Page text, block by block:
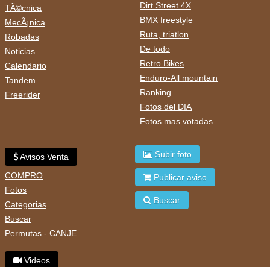
TÃ©cnica
MecÃ¡nica
Robadas
Noticias
Calendario
Tandem
Freerider
Dirt Street 4X
BMX freestyle
Ruta, triatlon
De todo
Retro Bikes
Enduro-All mountain
Ranking
Fotos del DIA
Fotos mas votadas
Avisos Venta
COMPRO
Fotos
Categorias
Buscar
Permutas - CANJE
Videos
Subir foto
Publicar aviso
Buscar